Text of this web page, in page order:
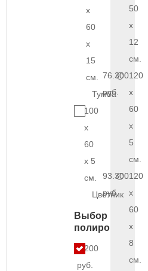
x
60
x
15
см.
Тумба
100
x
60
x 5
см.
Цветник
Выбор
полировки
9.200
руб.
50
x
12
см.
76.300
руб.
120
x
60
x
5
см.
93.300
руб.
120
x
60
x
8
см.